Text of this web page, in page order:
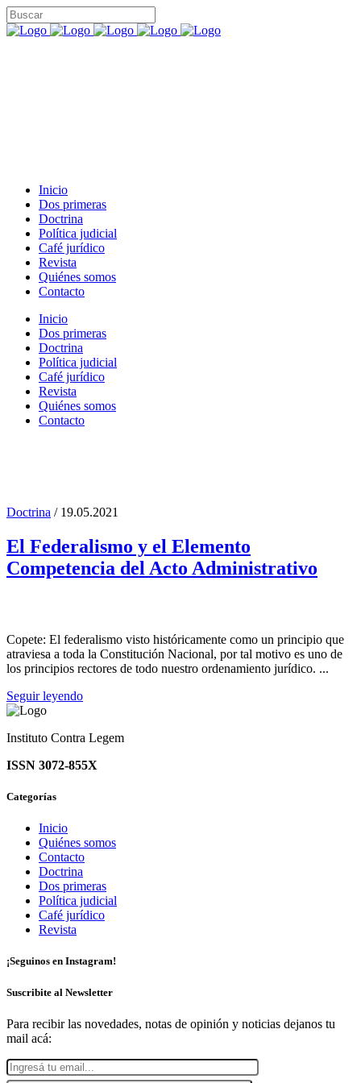
Inicio
Dos primeras
Doctrina
Política judicial
Café jurídico
Revista
Quiénes somos
Contacto
Inicio
Dos primeras
Doctrina
Política judicial
Café jurídico
Revista
Quiénes somos
Contacto
Acto Administrativo Tag
Doctrina / 19.05.2021
El Federalismo y el Elemento
Competencia del Acto Administrativo
Copete: El federalismo visto históricamente como un principio que
atraviesa a toda la Constitución Nacional, por tal motivo es uno de
los principios rectores de todo nuestro ordenamiento jurídico. ...
Seguir leyendo
Instituto Contra Legem
ISSN 3072-855X
Categorías
Inicio
Quiénes somos
Contacto
Doctrina
Dos primeras
Política judicial
Café jurídico
Revista
¡Seguinos en Instagram!
Suscribite al Newsletter
Para recibir las novedades, notas de opinión y noticias dejanos tu
mail acá: